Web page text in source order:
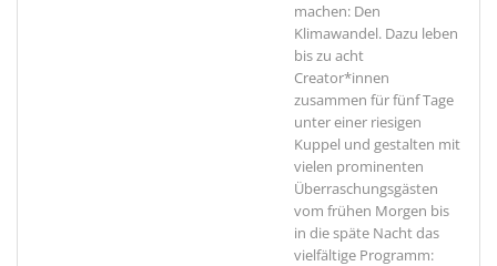
machen: Den
Klimawandel. Dazu leben
bis zu acht
Creator*innen
zusammen für fünf Tage
unter einer riesigen
Kuppel und gestalten mit
vielen prominenten
Überraschungsgästen
vom frühen Morgen bis
in die späte Nacht das
vielfältige Programm: